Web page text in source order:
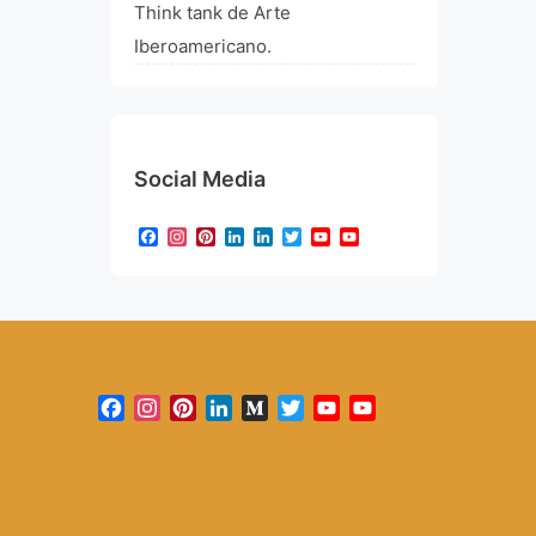
Think tank de Arte
Iberoamericano.
Social Media
Facebook
Instagram
Pinterest
LinkedIn
LinkedIn
TwitterYouTube
Facebook
Instagram
PinterestLinkedInMediumTwitterYouTube